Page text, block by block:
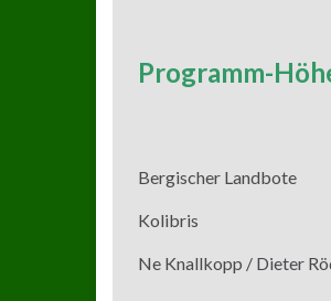
Programm-
Bergischer Landbote
Kolibris
Ne Knallkopp / Dieter